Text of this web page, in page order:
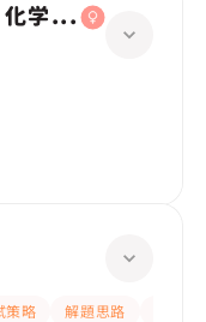
学(英文卷)
策略 解題思路